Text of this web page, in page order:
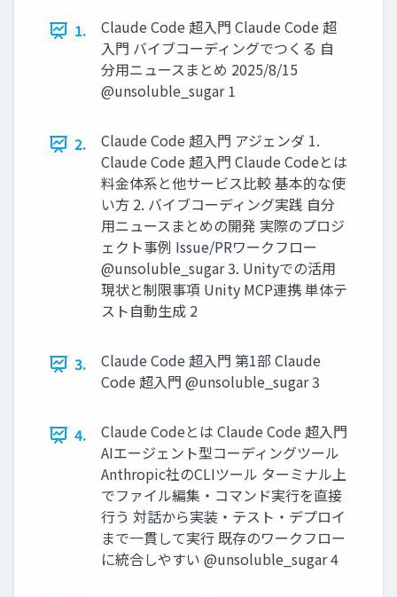
1.
Claude Code 超入門 Claude Code 超
入門 バイブコーディングでつくる 自
分用ニュースまとめ 2025/8/15
@unsoluble_sugar 1
2.
Claude Code 超入門 アジェンダ 1.
Claude Code 超入門 Claude Codeとは
料金体系と他サービス比較 基本的な使
い方 2. バイブコーディング実践 自分
用ニュースまとめの開発 実際のプロジ
ェクト事例 Issue/PRワークフロー
@unsoluble_sugar 3. Unityでの活用
現状と制限事項 Unity MCP連携 単体テ
スト自動生成 2
3.
Claude Code 超入門 第1部 Claude
Code 超入門 @unsoluble_sugar 3
4.
Claude Codeとは Claude Code 超入門
AIエージェント型コーディングツール
Anthropic社のCLIツール ターミナル上
でファイル編集・コマンド実行を直接
行う 対話から実装・テスト・デプロイ
まで一貫して実行 既存のワークフロー
に統合しやすい @unsoluble_sugar 4